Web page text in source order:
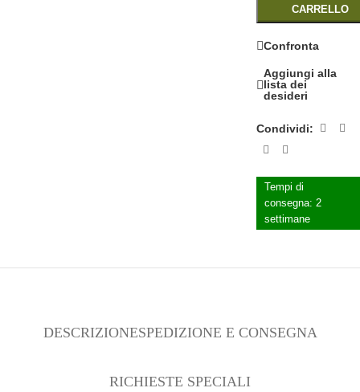
CARRELLO
Confronta
Aggiungi alla
lista dei
desideri
Condividi:
Tempi di
consegna: 2
settimane
DESCRIZIONESPEDIZIONE E CONSEGNA
RICHIESTE SPECIALI